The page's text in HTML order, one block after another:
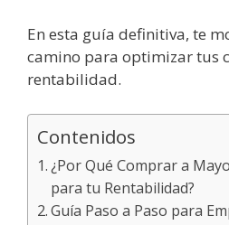
En esta guía definitiva, te
camino para optimizar tus
rentabilidad.
Contenidos
¿Por Qué Comprar a
para tu Rentabilidad?
Guía Paso a Paso para